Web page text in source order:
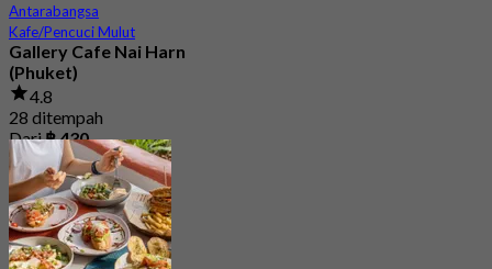
Antarabangsa
Kafe/Pencuci Mulut
Gallery Cafe Nai Harn
(Phuket)
4.8
28 ditempah
Dari฿ 430